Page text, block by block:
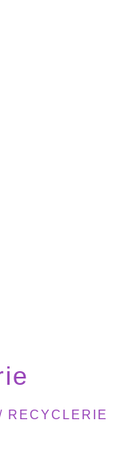
RECYCLERIE